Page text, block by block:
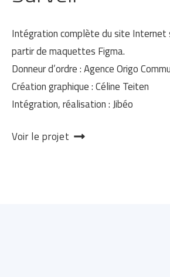
Intégration complète du site Internet
partir de maquettes Figma.
Donneur d’ordre : Agence Origo
Création graphique : Céline Teiten
Intégration, réalisation : Jibéo
Voir le projet